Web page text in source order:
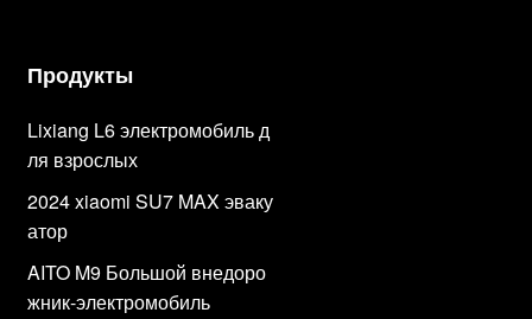
Продукты
Lixiang L6 электромобиль д
ля взрослых
2024 xiaomi SU7 MAX эваку
атор
AITO M9 Большой внедоро
жник-электромобиль